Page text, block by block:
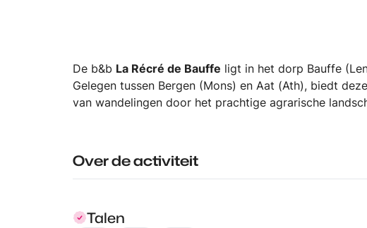
De b&b La Récré de Bauffe ligt in het dorp Bauffe
Gelegen tussen Bergen (Mons) en Aat (Ath), biedt
van wandelingen door het prachtige agrarische
Over de activiteit
Talen